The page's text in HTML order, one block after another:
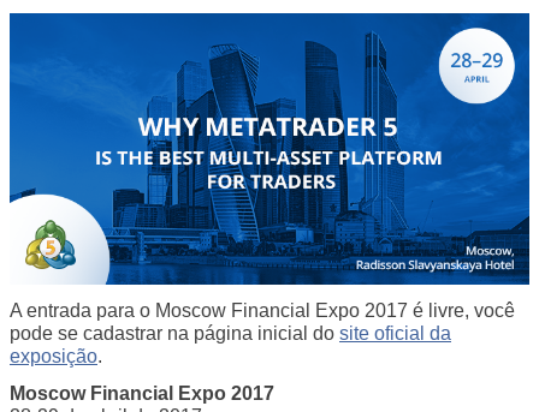
A entrada para o Moscow Financial Expo 2017 é livre, você
pode se cadastrar na página inicial do site oficial da
exposição.
Moscow Financial Expo 2017